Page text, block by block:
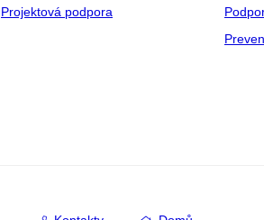
Projektová podpora